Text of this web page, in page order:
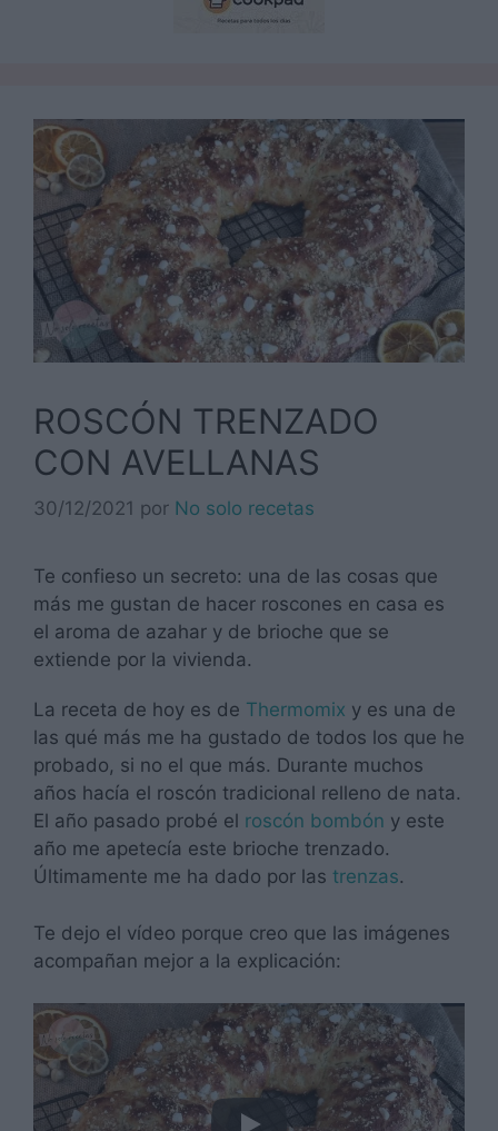
ROSCÓN TRENZADO
CON AVELLANAS
30/12/2021 por No solo recetas
Te confieso un secreto: una de las cosas que
más me gustan de hacer roscones en casa es
el aroma de azahar y de brioche que se
extiende por la vivienda.
La receta de hoy es de Thermomix y es una de
las qué más me ha gustado de todos los que he
probado, si no el que más. Durante muchos
años hacía el roscón tradicional relleno de nata.
El año pasado probé el roscón bombón y este
año me apetecía este brioche trenzado.
Últimamente me ha dado por las trenzas.
Te dejo el vídeo porque creo que las imágenes
acompañan mejor a la explicación: